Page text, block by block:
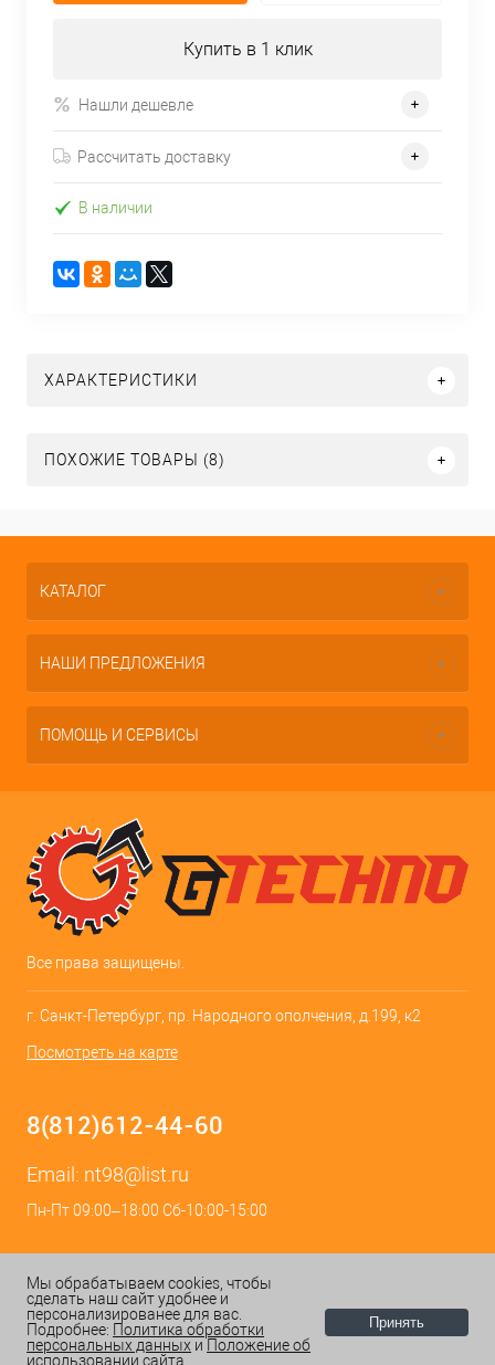
Купить в 1 клик
Нашли дешевле
Рассчитать доставку
В наличии
ХАРАКТЕРИСТИКИ
ПОХОЖИЕ ТОВАРЫ (8)
КАТАЛОГ
НАШИ ПРЕДЛОЖЕНИЯ
ПОМОЩЬ И СЕРВИСЫ
Все права защищены.
г. Санкт-Петербург, пр. Народного ополчения, д.199, к2
Посмотреть на карте
8(812)612-44-60
Email: nt98@list.ru
Пн-Пт 09:00–18:00 Сб-10:00-15:00
ИЗБРАННОЕ
Мы обрабатываем cookies, чтобы
сделать наш сайт удобнее и
персонализированее для вас.
Подробнее: Политика обработки
персональных данных и Положение об
использовании сайта.
Принять